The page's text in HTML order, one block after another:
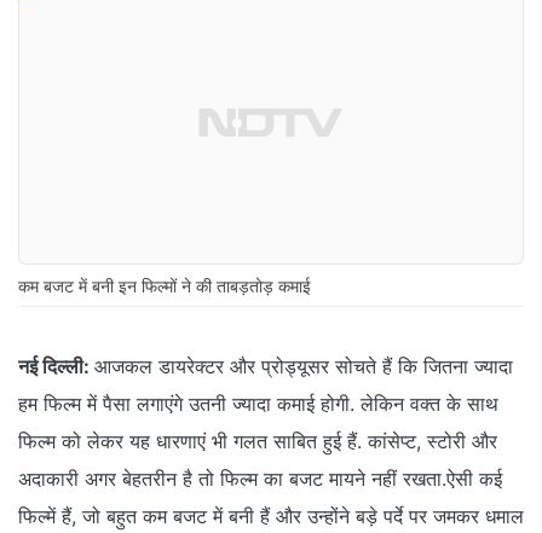
कम बजट में बनी इन फिल्मों ने की ताबड़तोड़ कमाई
नई दिल्ली: आजकल डायरेक्टर और प्रोड्यूसर सोचते हैं कि जितना ज्यादा
हम फिल्म में पैसा लगाएंगे उतनी ज्यादा कमाई होगी. लेकिन वक्त के साथ
फिल्म को लेकर यह धारणाएं भी गलत साबित हुई हैं. कांसेप्ट, स्टोरी और
अदाकारी अगर बेहतरीन है तो फिल्म का बजट मायने नहीं रखता.ऐसी कई
फिल्में हैं, जो बहुत कम बजट में बनी हैं और उन्होंने बड़े पर्दे पर जमकर धमाल